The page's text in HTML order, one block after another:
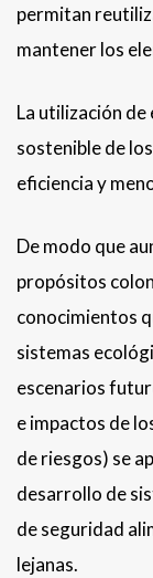
permitan
mantener los
La utilización
sostenible de
eficiencia y
De modo que
propósitos
conocimientos
sistemas
escenarios
e impactos de
de riesgos) se
desarrollo de
de seguridad
lejanas.